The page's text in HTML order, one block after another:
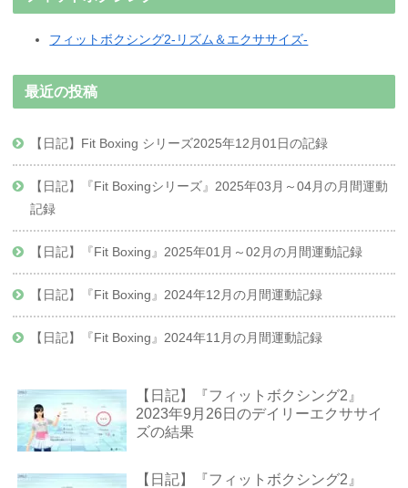
フィットボクシング2-リズム＆エクササイズ-
最近の投稿
【日記】Fit Boxing シリーズ2025年12月01日の記録
【日記】『Fit Boxingシリーズ』2025年03月～04月の月間運動
記録
【日記】『Fit Boxing』2025年01月～02月の月間運動記録
【日記】『Fit Boxing』2024年12月の月間運動記録
【日記】『Fit Boxing』2024年11月の月間運動記録
【日記】『フィットボクシング2』
2023年9月26日のデイリーエクササイ
ズの結果
【日記】『フィットボクシング2』